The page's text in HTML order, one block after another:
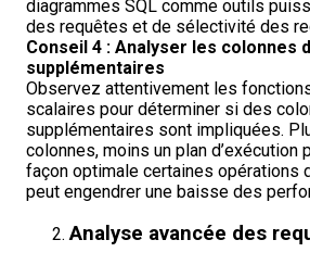
diagrammes SQL comme outils
des requêtes et de sélectivité des
Conseil 4 : Analyser les colonnes
supplémentaires
Observez attentivement les
scalaires pour déterminer si des
supplémentaires sont impliquées.
colonnes, moins un plan d’exécution
façon optimale certaines opérations
peut engendrer une baisse des
Analyse avancée des